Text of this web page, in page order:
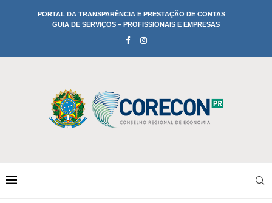
PORTAL DA TRANSPARÊNCIA E PRESTAÇÃO DE CONTAS
GUIA DE SERVIÇOS – PROFISSIONAIS E EMPRESAS